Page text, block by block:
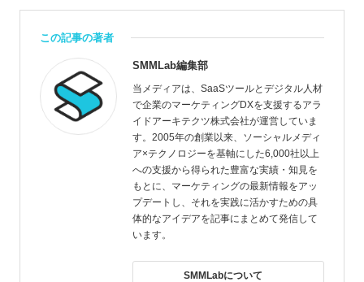
この記事の著者
SMMLab編集部
当メディアは、SaaSツールとデジタル人材
で企業のマーケティングDXを支援するアラ
イドアーキテクツ株式会社が運営していま
す。2005年の創業以来、ソーシャルメディ
ア×テクノロジーを基軸にした6,000社以上
への支援から得られた豊富な実績・知見を
もとに、マーケティングの最新情報をアッ
プデートし、それを実践に活かすための具
体的なアイデアを記事にまとめて発信して
います。
SMMLabについて